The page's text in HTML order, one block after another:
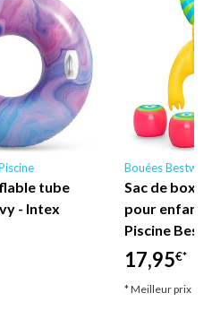
tube
- Intex
Bouées Bestway
Sac de boxe
pour
Piscine
17,95€*
* Meilleur prix